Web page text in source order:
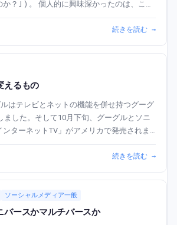
深かったのは、この
続きを読む →
えるもの
はテレビとネットの機能を併せ持つグーグ
ました。そして10月下旬、グーグルとソニ
ターネットTV」がアメリカで発売されま
にキー...
続きを読む →
ソーシャルメディア一般
バースかマルチバースか